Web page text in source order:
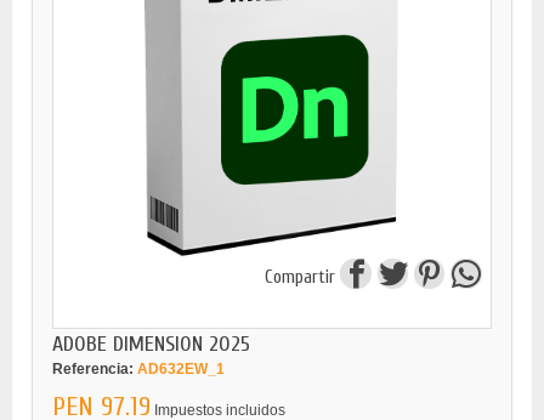
Compartir
ADOBE DIMENSION 2025
Referencia: AD632EW_1
PEN 97.19 Impuestos incluidos